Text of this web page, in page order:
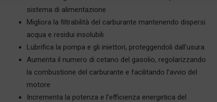
sistema di alimentazione
Migliora la filtrabilità del carburante mantenendo dispersi
acqua e residui insolubili
Lubrifica la pompa e gli iniettori, proteggendoli dall’usura
Aumenta il numero di cetano del gasolio, regolarizzando
la combustione del carburante e facilitando l’avvio del
motore
Incrementa la potenza e l’efficienza energetica del